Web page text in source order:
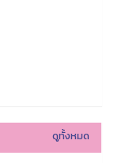
ดูทั้งหมด